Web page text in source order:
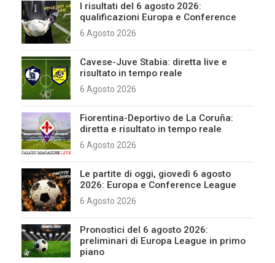
I risultati del 6 agosto 2026:
qualificazioni Europa e Conference
6 Agosto 2026
Cavese-Juve Stabia: diretta live e
risultato in tempo reale
6 Agosto 2026
Fiorentina-Deportivo de La Coruña:
diretta e risultato in tempo reale
6 Agosto 2026
Le partite di oggi, giovedì 6 agosto
2026: Europa e Conference League
6 Agosto 2026
Pronostici del 6 agosto 2026:
preliminari di Europa League in primo
piano